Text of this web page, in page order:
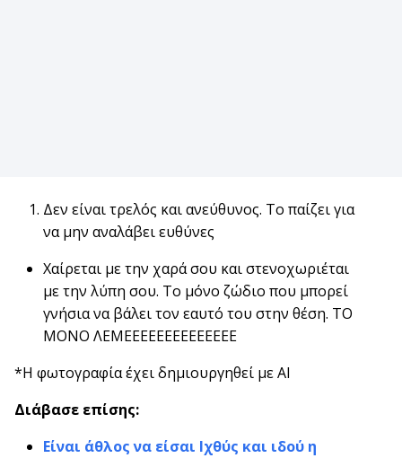
Δεν είναι τρελός και ανεύθυνος. Το παίζει για
να μην αναλάβει ευθύνες
Χαίρεται με την χαρά σου και στενοχωριέται
με την λύπη σου. Το μόνο ζώδιο που μπορεί
γνήσια να βάλει τον εαυτό του στην θέση. ΤΟ
ΜΟΝΟ ΛΕΜΕΕΕΕΕΕΕΕΕΕΕΕΕΕ
*Η φωτογραφία έχει δημιουργηθεί με AI
Διάβασε επίσης:
Είναι άθλος να είσαι Ιχθύς και ιδού η